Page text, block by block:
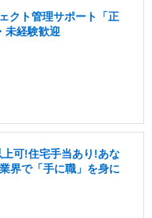
クト管理サポート「正
未経験歓迎
上可!住宅手当あり!あな
界で「手に職」を身に